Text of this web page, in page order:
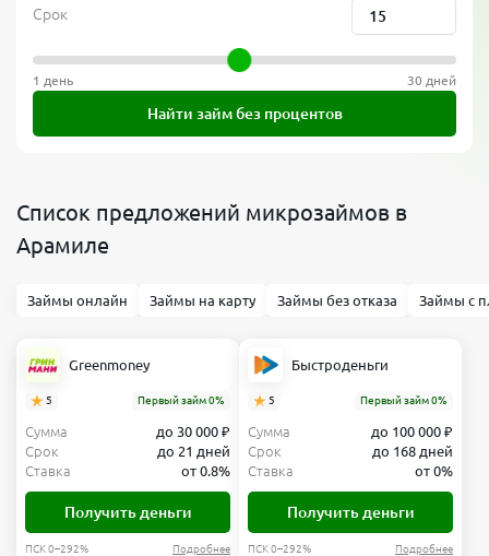
Срок
1 день 30 дней
Найти займ без процентов
Список предложений микрозаймов в
Арамиле
Займы онлайн Займы на карту Займы без отказа Займы с
Greenmoney
5 Первый займ 0%
Сумма
до 30 000 ₽
Срок
до 21 дней
Ставка
от 0.8%
Получить деньги
ПСК 0–292% Подробнее
Быстроденьги
5 Первый займ 0%
Сумма
до 100 000 ₽
Срок
до 168 дней
Ставка
от 0%
Получить деньги
ПСК 0–292% Подробнее